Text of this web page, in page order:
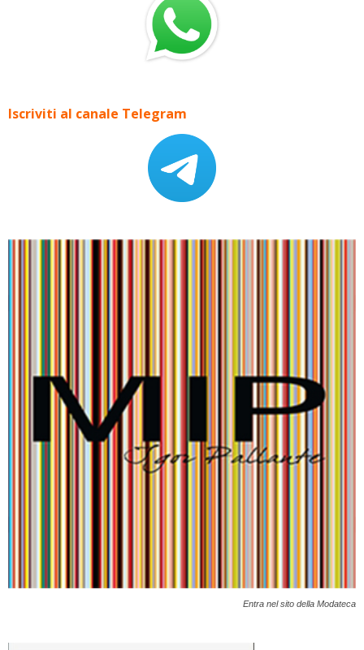
Iscriviti al canale Telegram
Entra nel sito della Modateca